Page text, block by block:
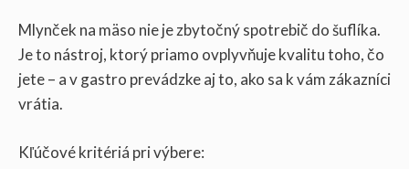
Mlynček na mäso nie je zbytočný spotrebič do šuflíka.
Je to nástroj, ktorý priamo ovplyvňuje kvalitu toho, čo
jete – a v gastro prevádzke aj to, ako sa k vám zákazníci
vrátia.
Kľúčové kritériá pri výbere: